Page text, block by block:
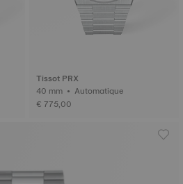
Tissot PRX
40 mm • Automatique
€ 775,00